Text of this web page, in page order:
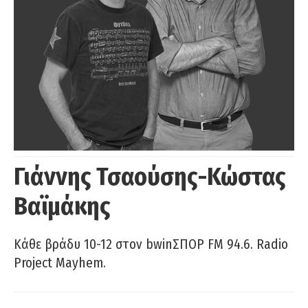
Γιάννης Τσαούσης-Κώστας
Βαϊμάκης
Κάθε βράδυ 10-12 στον bwinΣΠΟΡ FM 94.6. Radio
Project Mayhem.